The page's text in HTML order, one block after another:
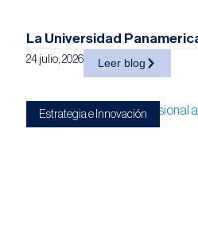
La Universidad
24 julio, 2026 Leer blog
Estrategia e Innovación